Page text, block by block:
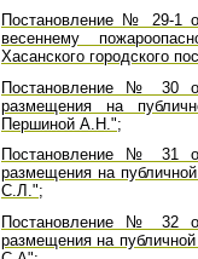
Постановление № 29-1
весеннему
Хасанского городского
Постановление № 30
размещения на
Першиной А.Н.";
Постановление № 31
размещения на
С.Л.";
Постановление № 32
размещения на публичной